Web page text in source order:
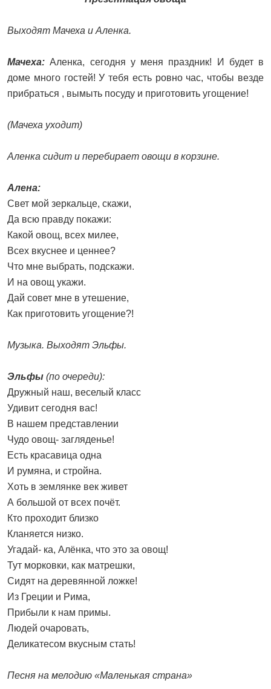
Выходят Мачеха и Аленка.
Мачеха: Аленка, сегодня у меня праздник! И будет в
доме много гостей! У тебя есть ровно час, чтобы везде
прибраться , вымыть посуду и приготовить угощение!
(Мачеха уходит)
Аленка сидит и перебирает овощи в корзине.
Алена:
Свет мой зеркальце, скажи,
Да всю правду покажи:
Какой овощ, всех милее,
Всех вкуснее и ценнее?
Что мне выбрать, подскажи.
И на овощ укажи.
Дай совет мне в утешение,
Как приготовить угощение?!
Музыка. Выходят Эльфы.
Эльфы (по очереди):
Дружный наш, веселый класс
Удивит сегодня вас!
В нашем представлении
Чудо овощ- загляденье!
Есть красавица одна
И румяна, и стройна.
Хоть в землянке век живет
А большой от всех почёт.
Кто проходит близко
Кланяется низко.
Угадай- ка, Алёнка, что это за овощ!
Тут морковки, как матрешки,
Сидят на деревянной ложке!
Из Греции и Рима,
Прибыли к нам примы.
Людей очаровать,
Деликатесом вкусным стать!
Песня на мелодию «Маленькая страна»